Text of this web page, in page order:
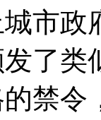
市
了类
禁